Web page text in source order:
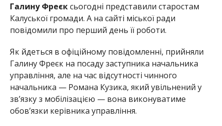
Галину Фреєксьогодні представили старостам
Калуської громади. А на сайті міської ради
повідомили про перший день її роботи.
Як йдеться в офіційному повідомленні, прийняли
Галину Фреєк на посаду заступника начальника
управління, але на час відсутності чинного
начальника — Романа Кузика, який увільнений у
зв’язку з мобілізацією — вона виконуватиме
обов’язки керівника управління.